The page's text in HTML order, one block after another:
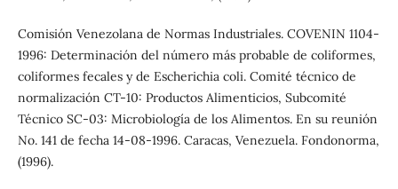
Comisión Venezolana de Normas Industriales. COVENIN 1104-
1996: Determinación del número más probable de coliformes,
coliformes fecales y de Escherichia coli. Comité técnico de
normalización CT-10: Productos Alimenticios, Subcomité
Técnico SC-03: Microbiología de los Alimentos. En su reunión
No. 141 de fecha 14-08-1996. Caracas, Venezuela. Fondonorma,
(1996).